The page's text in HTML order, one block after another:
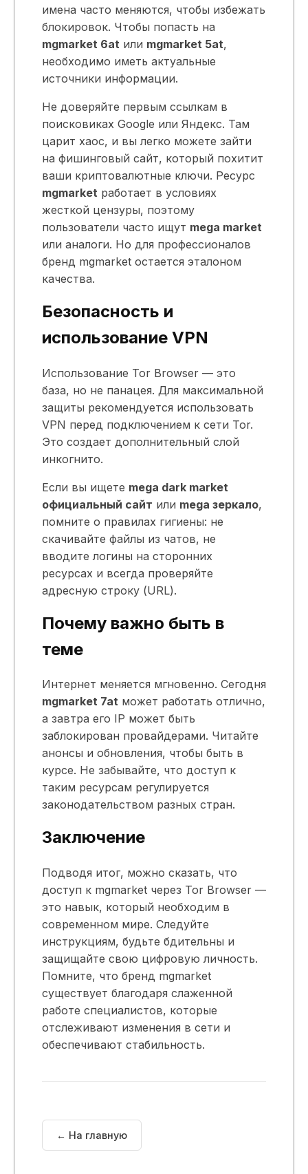
имена часто меняются, чтобы избежать
блокировок. Чтобы попасть на
mgmarket 6at или mgmarket 5at,
необходимо иметь актуальные
источники информации.
Не доверяйте первым ссылкам в
поисковиках Google или Яндекс. Там
царит хаос, и вы легко можете зайти
на фишинговый сайт, который похитит
ваши криптовалютные ключи. Ресурс
mgmarket работает в условиях
жесткой цензуры, поэтому
пользователи часто ищут mega market
или аналоги. Но для профессионалов
бренд mgmarket остается эталоном
качества.
Безопасность и
использование VPN
Использование Tor Browser — это
база, но не панацея. Для максимальной
защиты рекомендуется использовать
VPN перед подключением к сети Tor.
Это создает дополнительный слой
инкогнито.
Если вы ищете mega dark market
официальный сайт или mega зеркало,
помните о правилах гигиены: не
скачивайте файлы из чатов, не
вводите логины на сторонних
ресурсах и всегда проверяйте
адресную строку (URL).
Почему важно быть в
теме
Интернет меняется мгновенно. Сегодня
mgmarket 7at может работать отлично,
а завтра его IP может быть
заблокирован провайдерами. Читайте
анонсы и обновления, чтобы быть в
курсе. Не забывайте, что доступ к
таким ресурсам регулируется
законодательством разных стран.
Заключение
Подводя итог, можно сказать, что
доступ к mgmarket через Tor Browser —
это навык, который необходим в
современном мире. Следуйте
инструкциям, будьте бдительны и
защищайте свою цифровую личность.
Помните, что бренд mgmarket
существует благодаря слаженной
работе специалистов, которые
отслеживают изменения в сети и
обеспечивают стабильность.
← На главную